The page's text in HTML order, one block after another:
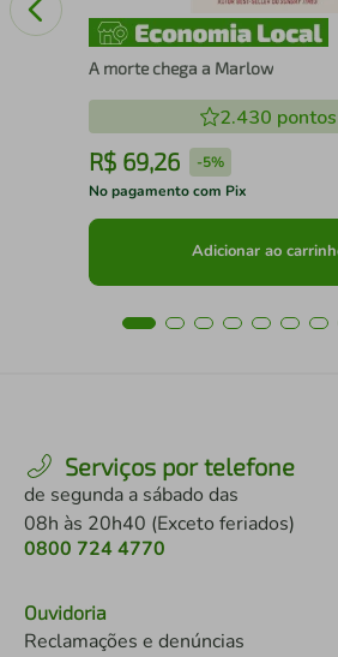
A morte chega a Marlow
2.430 pontos
R$ 69,26 -5%
No pagamento com Pix
Adicionar ao
Serviços por telefone
de segunda a sábado das
08h às 20h40 (Exceto feriados)
0800 724 4770
Ouvidoria
Reclamações e denúncias